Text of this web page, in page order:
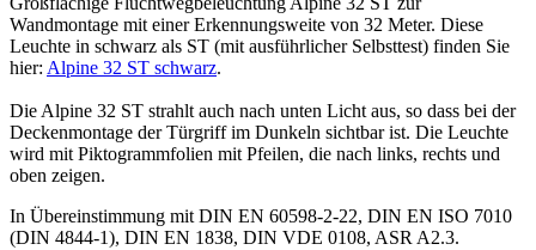
Wandmontage mit einer Erkennungsweite von 32 Meter. Diese
Leuchte in schwarz als ST (mit ausführlicher Selbsttest) finden Sie
hier: Alpine 32 ST schwarz.
Die Alpine 32 ST strahlt auch nach unten Licht aus, so dass bei der
Deckenmontage der Türgriff im Dunkeln sichtbar ist. Die Leuchte
wird mit Piktogrammfolien mit Pfeilen, die nach links, rechts und
oben zeigen.
In Übereinstimmung mit DIN EN 60598-2-22, DIN EN ISO 7010
(DIN 4844-1), DIN EN 1838, DIN VDE 0108, ASR A2.3.